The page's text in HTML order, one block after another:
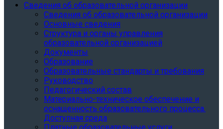
Сведения об образовательной организации
Сведения об образовательной организации
Основные сведения
Структура и органы управления
образовательной организацией
Документы
Образование
Образовательные стандарты и требования
Руководство
Педагогический состав
Материально-техническое обеспечение и
оснащенность образовательного процесса.
Доступная среда